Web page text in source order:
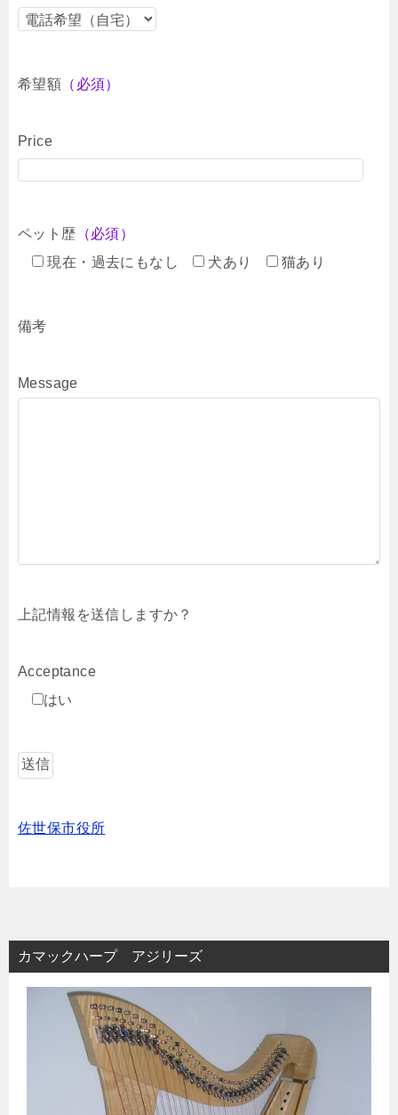
希望額 （必須）
Price
ペット歴 （必須）
現在・過去にもなし
犬あり 猫あり
備考
Message
上記情報を送信しますか？
Acceptance
はい
佐世保市役所
カマックハープ アジリーズ